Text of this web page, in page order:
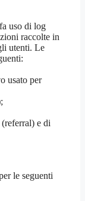
uso di log
raccolte in
utenti. Le
usato per
e di
le seguenti